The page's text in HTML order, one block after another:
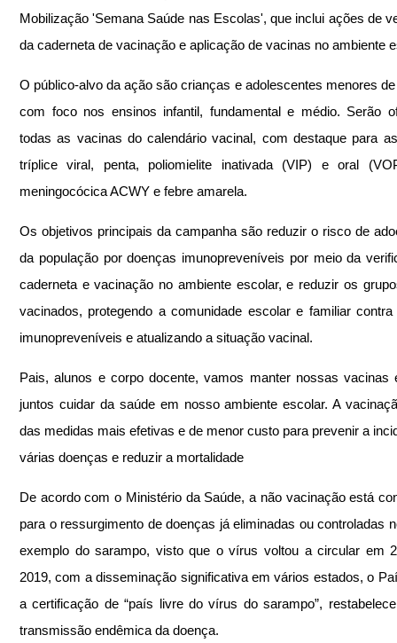
Mobilização 'Semana Saúde nas Escolas', que inclui ações de
da caderneta de vacinação e aplicação de vacinas no ambiente
O público-alvo da ação são crianças e adolescentes menores
com foco nos ensinos infantil, fundamental e médio. Serão
todas as vacinas do calendário vacinal, com destaque para
tríplice viral, penta, poliomielite inativada (VIP) e oral
meningocócica ACWY e febre amarela.
Os objetivos principais da campanha são reduzir o risco de
da população por doenças imunopreveníveis por meio da
caderneta e vacinação no ambiente escolar, e reduzir os
vacinados, protegendo a comunidade escolar e familiar contra
imunopreveníveis e atualizando a situação vacinal.
Pais, alunos e corpo docente, vamos manter nossas vacinas
juntos cuidar da saúde em nosso ambiente escolar. A
das medidas mais efetivas e de menor custo para prevenir a
várias doenças e reduzir a mortalidade
De acordo com o Ministério da Saúde, a não vacinação está
para o ressurgimento de doenças já eliminadas ou controladas
exemplo do sarampo, visto que o vírus voltou a circular em
2019, com a disseminação significativa em vários estados, o
a certificação de “país livre do vírus do sarampo”,
transmissão endêmica da doença.